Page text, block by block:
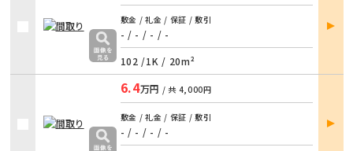
敷金 / 礼金 / 保証 / 敷引
- / - / - / -
102 /1K / 20m²
部屋
詳細
6.4万円 / 共 4,000円
敷金 / 礼金 / 保証 / 敷引
- / - / - / -
部屋
詳細